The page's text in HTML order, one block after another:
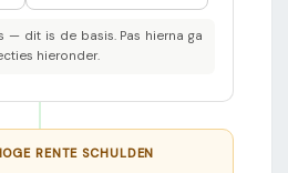
— dit is de basis. Pas hierna ga
hieronder.
RENTE SCHULDEN